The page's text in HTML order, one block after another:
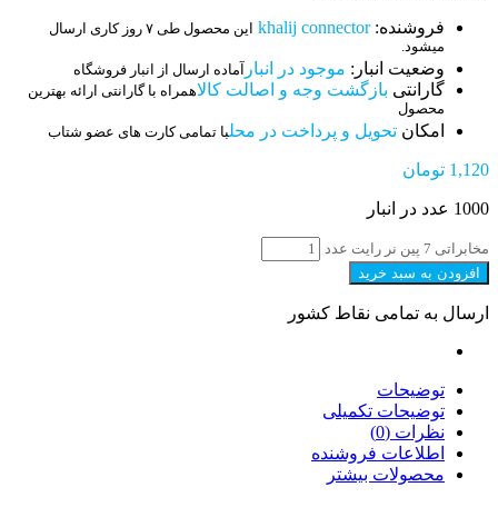
فروشنده:khalij connector این محصول طی ۷ روز کاری ارسال
میشود.
وضعیت انبار: موجود در انبار آماده ارسال از انبار فروشگاه
گارانتی بازگشت وجه و اصالت کالاهمراه با گارانتی ارائه بهترین
محصول
امکان تحویل و پرداخت در محلبا تمامی کارت های عضو شتاب
1,120 تومان
1000 عدد در انبار
مخابراتی 7 پین نر رایت عدد
افزودن به سبد خرید
ارسال به تمامی نقاط کشور
توضیحات
توضیحات تکمیلی
نظرات (0)
اطلاعات فروشنده
محصولات بیشتر